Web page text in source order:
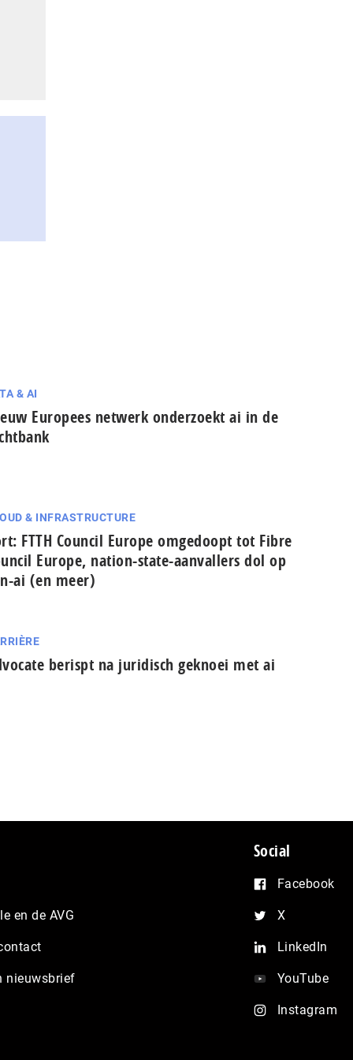
& AI
Europees netwerk onderzoekt ai in de
& INFRASTRUCTURE
FTTH Council Europe omgedoopt tot Fibre
Europe, nation-state-aanvallers dol op
ai (en meer)
berispt na juridisch geknoei met ai
en de AVG
nieuwsbrief
Social
Facebook
X
LinkedIn
YouTube
Instagram